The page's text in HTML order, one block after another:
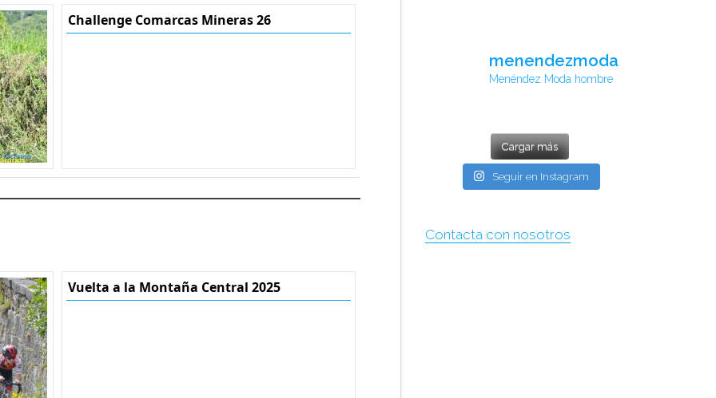
Challenge Comarcas Mineras 26
Vuelta a la Montaña Central 2025
menendezmoda
Menéndez Moda hombre
Cargar más
Seguir en Instagram
Contacta con nosotros